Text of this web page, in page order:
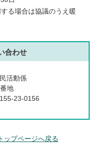
る場合は協議のうえ暖
合わせ
活動係
地
23-0156
トップページへ戻る